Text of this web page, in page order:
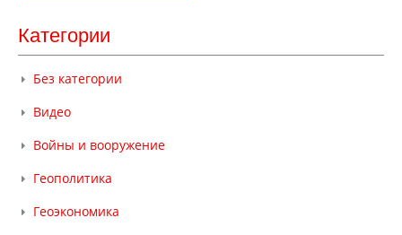
Категории
Без категории
Видео
Войны и вооружение
Геополитика
Геоэкономика